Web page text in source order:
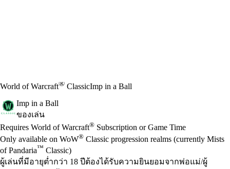
World of Warcraft® ClassicImp in a Ball
Imp in a Ball
ของเล่น
ราคา
Available actions
Requires World of Warcraft® Subscription or Game Time
Only available on WoW® Classic progression realms (currently Mists
of Pandaria™ Classic)
ผู้เล่นที่มีอายุต่ำกว่า 18 ปีต้องได้รับความยินยอมจากพ่อแม่/ผู้